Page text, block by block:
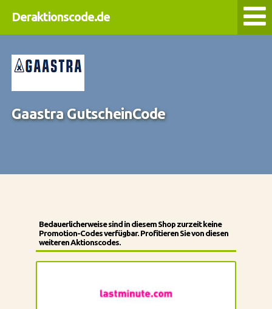
Deraktionscode.de
Gaastra GutscheinCode
Bedauerlicherweise sind in diesem Shop zurzeit keine
Promotion-Codes verfügbar. Profitieren Sie von diesen
weiteren Aktionscodes.